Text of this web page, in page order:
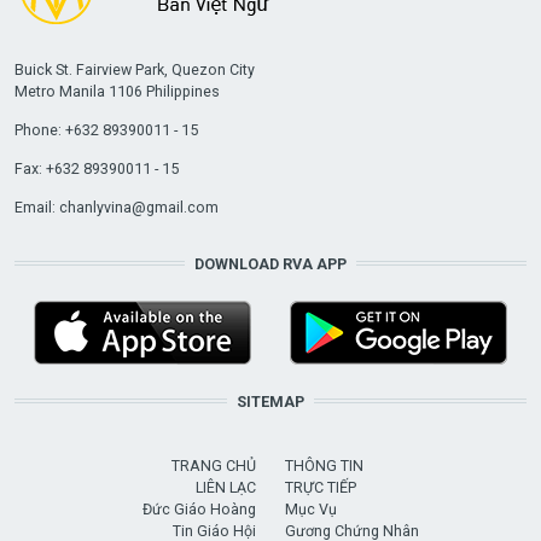
Buick St. Fairview Park, Quezon City
Metro Manila 1106 Philippines
Phone: +632 89390011 - 15
Fax: +632 89390011 - 15
Email: chanlyvina@gmail.com
DOWNLOAD RVA APP
SITEMAP
TRANG CHỦ
LIÊN LẠC
Đức Giáo Hoàng
Tin Giáo Hội
THÔNG TIN
TRỰC TIẾP
Mục Vụ
Gương Chứng Nhân